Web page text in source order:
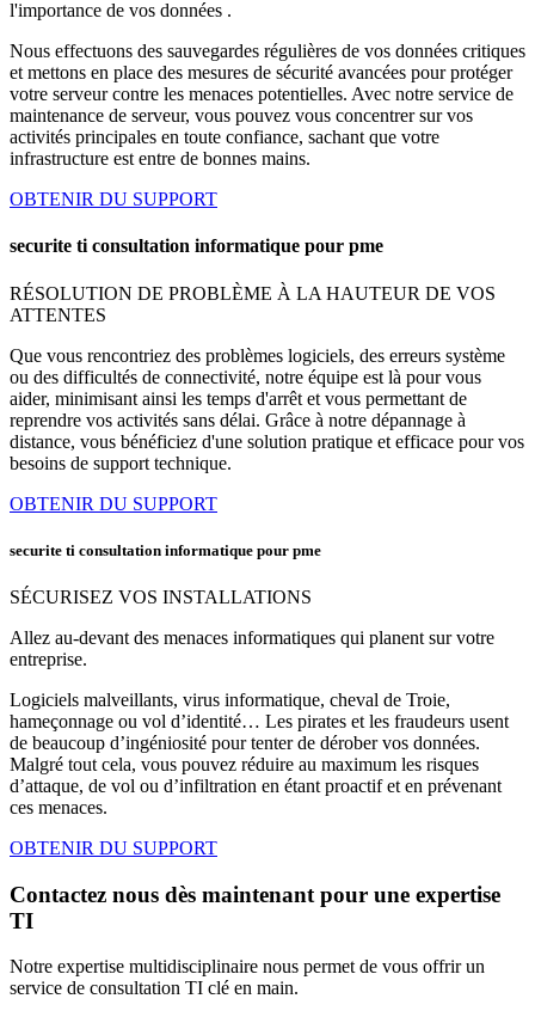
l'importance de vos données .
Nous effectuons des sauvegardes régulières de vos données critiques
et mettons en place des mesures de sécurité avancées pour protéger
votre serveur contre les menaces potentielles. Avec notre service de
maintenance de serveur, vous pouvez vous concentrer sur vos
activités principales en toute confiance, sachant que votre
infrastructure est entre de bonnes mains.
OBTENIR DU SUPPORT
securite ti consultation informatique pour pme
RÉSOLUTION DE PROBLÈME À LA HAUTEUR DE VOS
ATTENTES
Que vous rencontriez des problèmes logiciels, des erreurs système
ou des difficultés de connectivité, notre équipe est là pour vous
aider, minimisant ainsi les temps d'arrêt et vous permettant de
reprendre vos activités sans délai. Grâce à notre dépannage à
distance, vous bénéficiez d'une solution pratique et efficace pour vos
besoins de support technique.
OBTENIR DU SUPPORT
securite ti consultation informatique pour pme
SÉCURISEZ VOS INSTALLATIONS
Allez au-devant des menaces informatiques qui planent sur votre
entreprise.
Logiciels malveillants, virus informatique, cheval de Troie,
hameçonnage ou vol d’identité… Les pirates et les fraudeurs usent
de beaucoup d’ingéniosité pour tenter de dérober vos données.
Malgré tout cela, vous pouvez réduire au maximum les risques
d’attaque, de vol ou d’infiltration en étant proactif et en prévenant
ces menaces.
OBTENIR DU SUPPORT
Contactez nous dès maintenant pour une expertise
TI
Notre expertise multidisciplinaire nous permet de vous offrir un
service de consultation TI clé en main.